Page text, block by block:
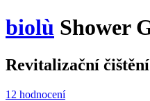
biolù Shower
Revitalizační
12 hodnocení